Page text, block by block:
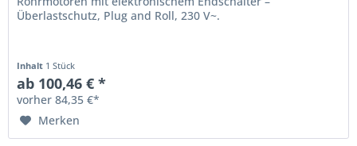
Überlastschutz, Plug and Roll, 230 V~.
Inhalt 1 Stück
ab 100,46 € *
vorher 84,35 €*
Merken